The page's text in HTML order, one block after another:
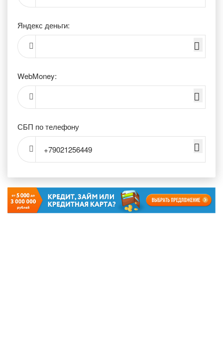
Яндекс деньги:
WebMoney:
СБП по телефону
+79021256449